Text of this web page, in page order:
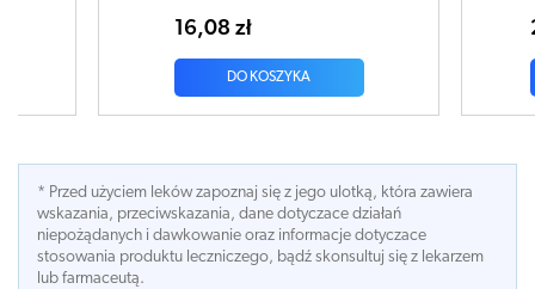
* Przed użyciem leków zapoznaj się z jego ulotką, która zawiera
wskazania, przeciwskazania, dane dotyczace działań
niepożądanych i dawkowanie oraz informacje dotyczace
stosowania produktu leczniczego, bądź skonsultuj się z lekarzem
lub farmaceutą.